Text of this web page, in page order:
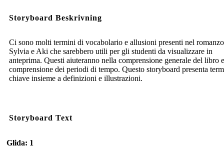
Storyboard Beskrivning
Ci sono molti termini di vocabolario e allusioni presenti nel romanzo
Sylvia e Aki che sarebbero utili per gli studenti da visualizzare in
anteprima. Questi aiuteranno nella comprensione generale del libro
comprensione dei periodi di tempo. Questo storyboard presenta
chiave insieme a definizioni e illustrazioni.
Storyboard Text
Glida: 1